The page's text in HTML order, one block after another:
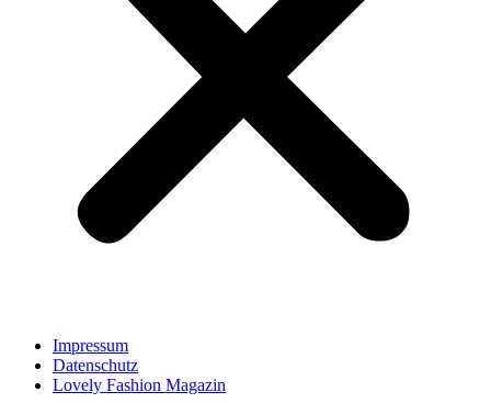
Impressum
Datenschutz
Lovely Fashion Magazin